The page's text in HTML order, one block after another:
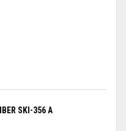
SKI-356 A